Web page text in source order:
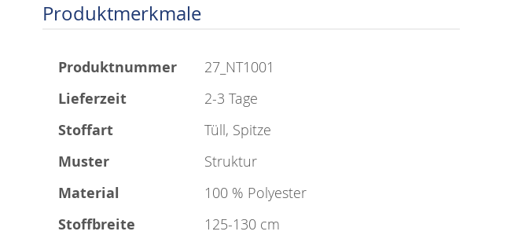
Produktmerkmale
Mehr
Produktnummer 27_NT1001
Lieferzeit 2-3 Tage
Stoffart Tüll, Spitze
Muster Struktur
Material 100 % Polyester
Stoffbreite 125-130 cm